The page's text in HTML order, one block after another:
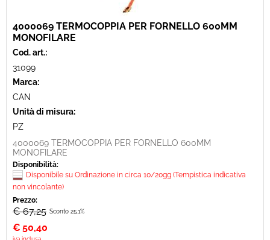
4000069 TERMOCOPPIA PER FORNELLO 600MM
MONOFILARE
Cod. art.:
31099
Marca:
CAN
Unità di misura:
PZ
4000069 TERMOCOPPIA PER FORNELLO 600MM
MONOFILARE
Disponibilità:
Disponibile su Ordinazione in circa 10/20gg (Tempistica indicativa
non vincolante)
Prezzo:
€ 67,25 Sconto 25.1%
€ 50,40